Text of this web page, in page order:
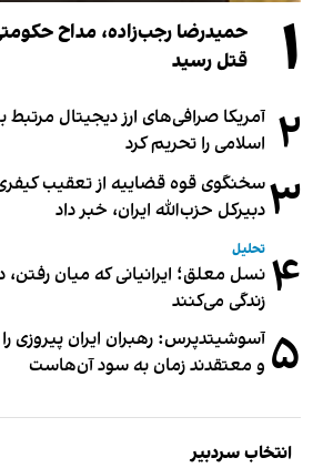
۱
حمیدرضا رجب‌زاده، مداح
قتل رسید
۲ آمریکا صرافی‌های ارز دیجیتال
اسلامی را تحریم کرد
۳سخنگوی قوه قضاییه از تعقیب
دبیر‌کل حزب‌الله ایران، خبر داد
۴ تحلیل
نسل معلق؛ ایرانیانی که میان
زندگی می‌کنند
۵ آسوشیتدپرس: رهبران ایران پیروزی
و معتقدند زمان به سود آن‌هاست
انتخاب سردبیر